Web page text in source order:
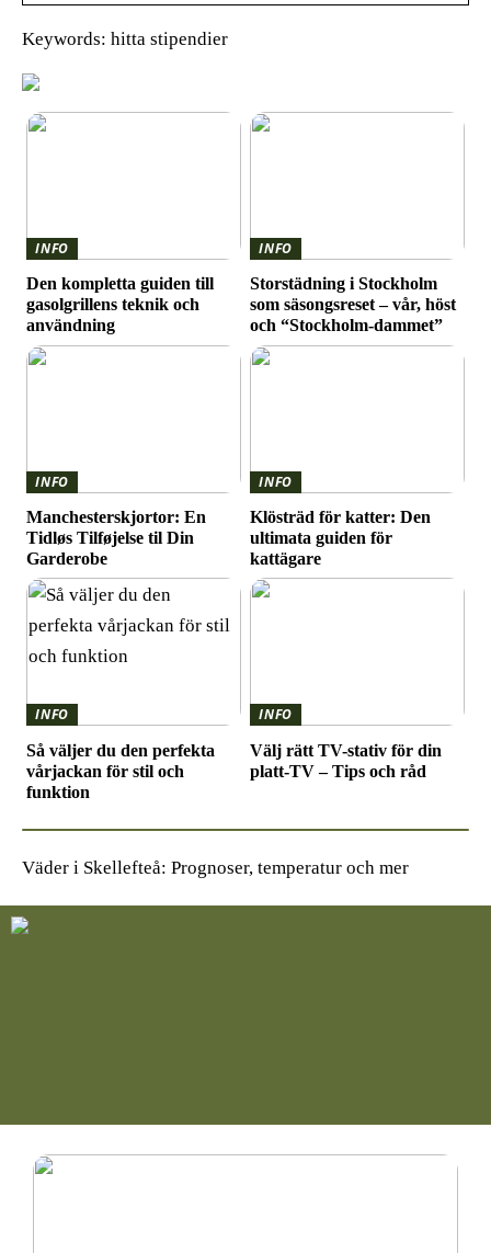
Keywords: hitta stipendier
INFO
Den kompletta guiden till
gasolgrillens teknik och
användning
INFO
Storstädning i Stockholm
som säsongsreset – vår, höst
och “Stockholm-dammet”
INFO
Manchesterskjortor: En
Tidløs Tilføjelse til Din
Garderobe
INFO
Klösträd för katter: Den
ultimata guiden för
kattägare
INFO
Så väljer du den perfekta
vårjackan för stil och
funktion
INFO
Välj rätt TV-stativ för din
platt-TV – Tips och råd
Väder i Skellefteå: Prognoser, temperatur och mer